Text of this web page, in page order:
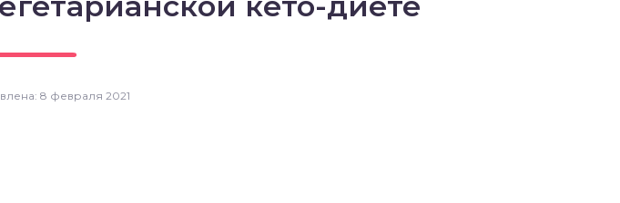
8 февраля 2021